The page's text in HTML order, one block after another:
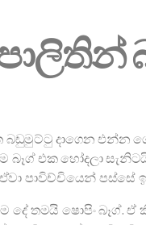
බඩුමුට්ටු දාගෙන එන්න
බෑග් එක හෝදලා
පාවිච්චියෙන් පස්සේ
දේ තමයි ෂොපිං බෑග්.